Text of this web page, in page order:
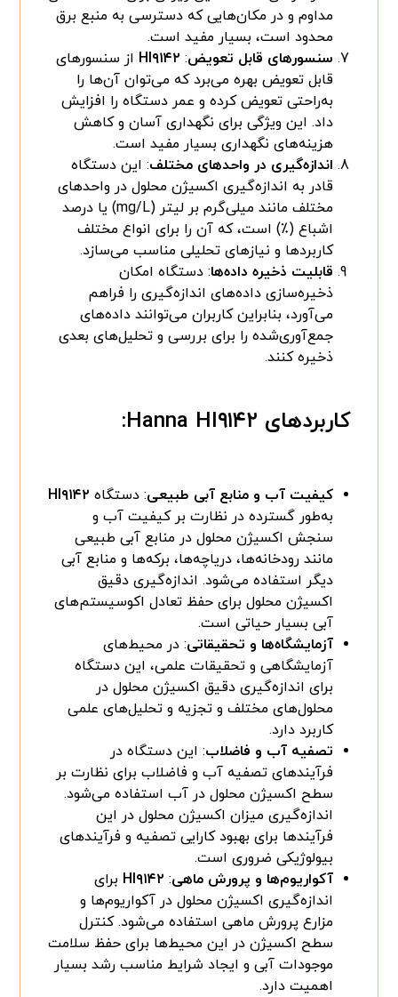
مداوم و در مکان‌هایی که دسترسی به منبع برق
محدود است، بسیار مفید است.
سنسورهای قابل تعویض: HI۹۱۴۲ از سنسورهای
قابل تعویض بهره می‌برد که می‌توان آن‌ها را
به‌راحتی تعویض کرده و عمر دستگاه را افزایش
داد. این ویژگی برای نگهداری آسان و کاهش
هزینه‌های نگهداری بسیار مفید است.
اندازه‌گیری در واحدهای مختلف: این دستگاه
قادر به اندازه‌گیری اکسیژن محلول در واحدهای
مختلف مانند میلی‌گرم بر لیتر (mg/L) یا درصد
اشباع (٪) است، که آن را برای انواع مختلف
کاربردها و نیازهای تحلیلی مناسب می‌سازد.
قابلیت ذخیره داده‌ها: دستگاه امکان
ذخیره‌سازی داده‌های اندازه‌گیری را فراهم
می‌آورد، بنابراین کاربران می‌توانند داده‌های
جمع‌آوری‌شده را برای بررسی و تحلیل‌های بعدی
ذخیره کنند.
کاربردهای Hanna HI۹۱۴۲:
کیفیت آب و منابع آبی طبیعی: دستگاه HI۹۱۴۲
به‌طور گسترده در نظارت بر کیفیت آب و
سنجش اکسیژن محلول در منابع آبی طبیعی
مانند رودخانه‌ها، دریاچه‌ها، برکه‌ها و منابع آبی
دیگر استفاده می‌شود. اندازه‌گیری دقیق
اکسیژن محلول برای حفظ تعادل اکوسیستم‌های
آبی بسیار حیاتی است.
آزمایشگاه‌ها و تحقیقاتی: در محیط‌های
آزمایشگاهی و تحقیقات علمی، این دستگاه
برای اندازه‌گیری دقیق اکسیژن محلول در
محلول‌های مختلف و تجزیه و تحلیل‌های علمی
کاربرد دارد.
تصفیه آب و فاضلاب: این دستگاه در
فرآیندهای تصفیه آب و فاضلاب برای نظارت بر
سطح اکسیژن محلول در آب استفاده می‌شود.
اندازه‌گیری میزان اکسیژن محلول در این
فرآیندها برای بهبود کارایی تصفیه و فرآیندهای
بیولوژیکی ضروری است.
آکواریوم‌ها و پرورش ماهی: HI۹۱۴۲ برای
اندازه‌گیری اکسیژن محلول در آکواریوم‌ها و
مزارع پرورش ماهی استفاده می‌شود. کنترل
سطح اکسیژن در این محیط‌ها برای حفظ سلامت
موجودات آبی و ایجاد شرایط مناسب رشد بسیار
اهمیت دارد.